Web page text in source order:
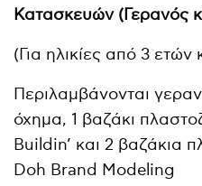
Κατασκευών (Γερανός
(Για ηλικίες από 3 ετών
Περιλαμβάνονται
όχημα, 1 βαζάκι
Buildin’ και 2 βαζάκια
Doh Brand Modeling